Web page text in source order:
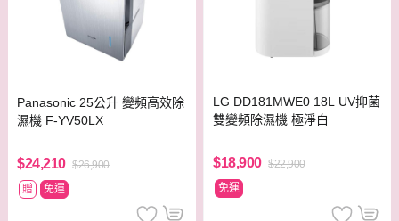
Panasonic 25公升 變頻高效除
濕機 F-YV50LX
$24,210 $26,900
贈
免運
LG DD181MWE0 18L UV抑菌
雙變頻除濕機 極淨白
$18,900 $22,900
免運